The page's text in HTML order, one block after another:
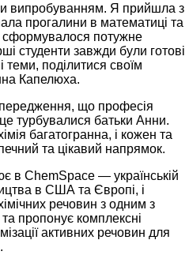
випробуванням. Я прийшла з
прогалини в математиці та
сформувалося потужне
студенти завжди були готові
теми, поділитися своїм
Капелюха.
що професія
турбувалися батьки Анни.
багатогранна, і кожен та
та цікавий напрямок.
в ChemSpace — українській
в США та Європі, і
речовин з одним з
та пропонує комплексні
активних речовин для